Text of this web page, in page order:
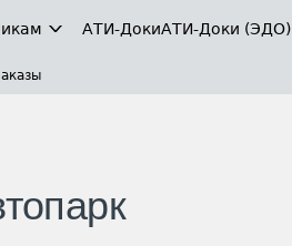
АТИ-ДокиАТИ-Доки (ЭДО)